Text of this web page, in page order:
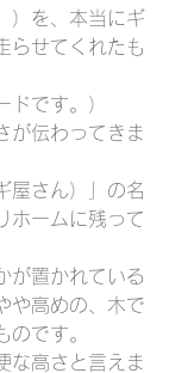
）を、本当にギ
らせてくれたも
ドです。）
が伝わってきま
屋さん）」の名
ホームに残って
が置かれている
や高めの、木で
のです。
な高さと言えま